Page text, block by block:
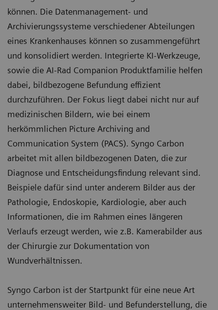
können. Die Datenmanagement- und
Archivierungssysteme verschiedener Abteilungen
eines Krankenhauses können so zusammengeführt
und konsolidiert werden. Integrierte KI-Werkzeuge,
sowie die AI-Rad Companion Produktfamilie helfen
dabei, bildbezogene Befundung effizient
durchzuführen. Der Fokus liegt dabei nicht nur auf
medizinischen Bildern, wie bei einem
herkömmlichen Picture Archiving and
Communication System (PACS). Syngo Carbon
arbeitet mit allen bildbezogenen Daten, die zur
Diagnose und Entscheidungsfindung relevant sind.
Beispiele dafür sind unter anderem Bilder aus der
Pathologie, Endoskopie, Kardiologie, aber auch
Informationen, die im Rahmen eines längeren
Verlaufs erzeugt werden, wie z.B. Kamerabilder aus
der Chirurgie zur Dokumentation von
Wundverhältnissen.
Syngo Carbon ist der Startpunkt für eine neue Art
unternehmensweiter Bild- und Befunderstellung, die